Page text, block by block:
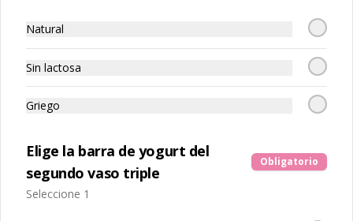
$5.490
elección.
$9.790
Natural
Sin lactosa
Griego
Elige la barra de yogurt del
segundo vaso triple
Obligatorio
Seleccione 1